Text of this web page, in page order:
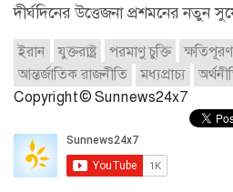
দীর্ঘদিনের উত্তেজনা প্রশমনের নতুন
ইরান যুক্তরাষ্ট্র পরমাণু চুক্তি ক্ষতিপূরণ
আন্তর্জাতিক রাজনীতি
মধ্যপ্রাচ্য
Copyright © Sunnews24x7